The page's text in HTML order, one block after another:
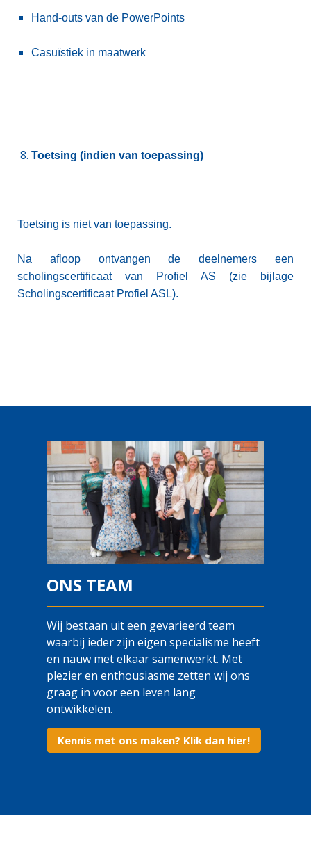
Hand-outs van de PowerPoints
Casuïstiek in maatwerk
Toetsing (indien van toepassing)
Toetsing is niet van toepassing.
Na afloop ontvangen de deelnemers een
scholingscertificaat van Profiel AS (zie bijlage
Scholingscertificaat Profiel ASL).
ONS TEAM
Wij bestaan uit een gevarieerd team
waarbij ieder zijn eigen specialisme heeft
en nauw met elkaar samenwerkt. Met
plezier en enthousiasme zetten wij ons
graag in voor een leven lang
ontwikkelen.
Kennis met ons maken? Klik dan hier!